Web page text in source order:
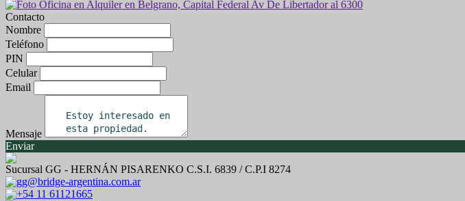
Contacto
Nombre
Teléfono
PIN
Celular
Email
Mensaje
Enviar
Sucursal GG - HERNÁN PISARENKO C.S.I. 6839 / C.P.I 8274
gg@bridge-argentina.com.ar
+54 11 61121665